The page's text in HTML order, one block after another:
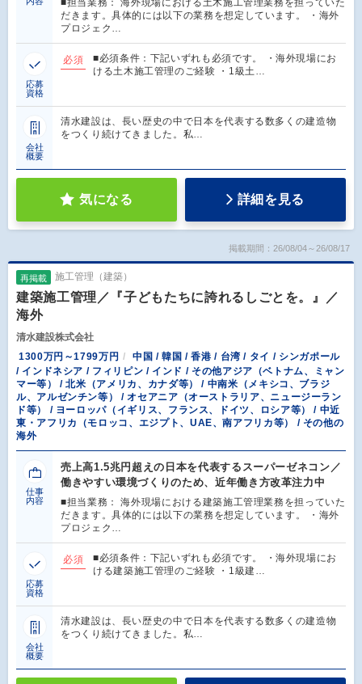
だきます。具体的には以下の業務を想定しています。 ・海外
プロジェク…
応募
資格
必須
■必須条件：下記いずれも必須です。 ・海外現場にお
ける土木施工管理のご経験 ・1級土…
会社
概要
清水建設は、長い歴史の中で日本を代表する数多くの建造物
をつくり続けてきました。私…
気になる 詳細を見る
掲載期間：26/08/04～26/08/17
再掲載 施工管理（建築）
建築施工管理／『子どもたちに誇れるしごとを。』／
海外
清水建設株式会社
1300万円～1799万円
中国 / 韓国 / 香港 / 台湾 / タイ / シンガポール
/ インドネシア / フィリピン / インド / その他アジア（ベトナム、ミャン
マー等） / 北米（アメリカ、カナダ等） / 中南米（メキシコ、ブラジ
ル、アルゼンチン等） / オセアニア（オーストラリア、ニュージーラン
ド等） / ヨーロッパ（イギリス、フランス、ドイツ、ロシア等） / 中近
東・アフリカ（モロッコ、エジプト、UAE、南アフリカ等） / その他の
海外
仕事
内容
売上高1.5兆円超えの日本を代表するスーパーゼネコン／
働きやすい環境づくりのため、近年働き方改革注力中
■担当業務： 海外現場における建築施工管理業務を担っていた
だきます。具体的には以下の業務を想定しています。 ・海外
プロジェク…
応募
資格
必須
■必須条件：下記いずれも必須です。 ・海外現場にお
ける建築施工管理のご経験 ・1級建…
会社
概要
清水建設は、長い歴史の中で日本を代表する数多くの建造物
をつくり続けてきました。私…